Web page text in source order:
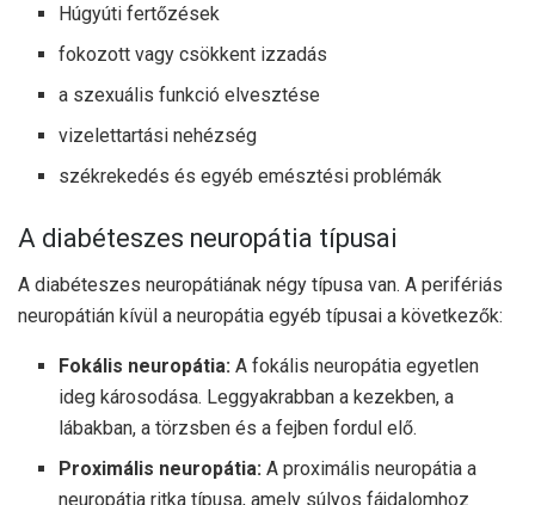
Húgyúti fertőzések
fokozott vagy csökkent izzadás
a szexuális funkció elvesztése
vizelettartási nehézség
székrekedés és egyéb emésztési problémák
A diabéteszes neuropátia típusai
A diabéteszes neuropátiának négy típusa van. A perifériás
neuropátián kívül a neuropátia egyéb típusai a következők:
Fokális neuropátia: A fokális neuropátia egyetlen
ideg károsodása. Leggyakrabban a kezekben, a
lábakban, a törzsben és a fejben fordul elő.
Proximális neuropátia: A proximális neuropátia a
neuropátia ritka típusa, amely súlyos fájdalomhoz